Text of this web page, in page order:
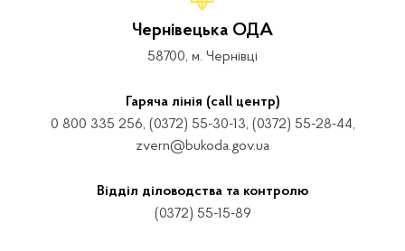
Чернівецька ОДА
58700, м. Чернівці
Гаряча лінія (call центр)
0 800 335 256, (0372) 55-30-13, (0372) 55-28-44,
zvern@bukoda.gov.ua
Відділ діловодства та контролю
(0372) 55-15-89